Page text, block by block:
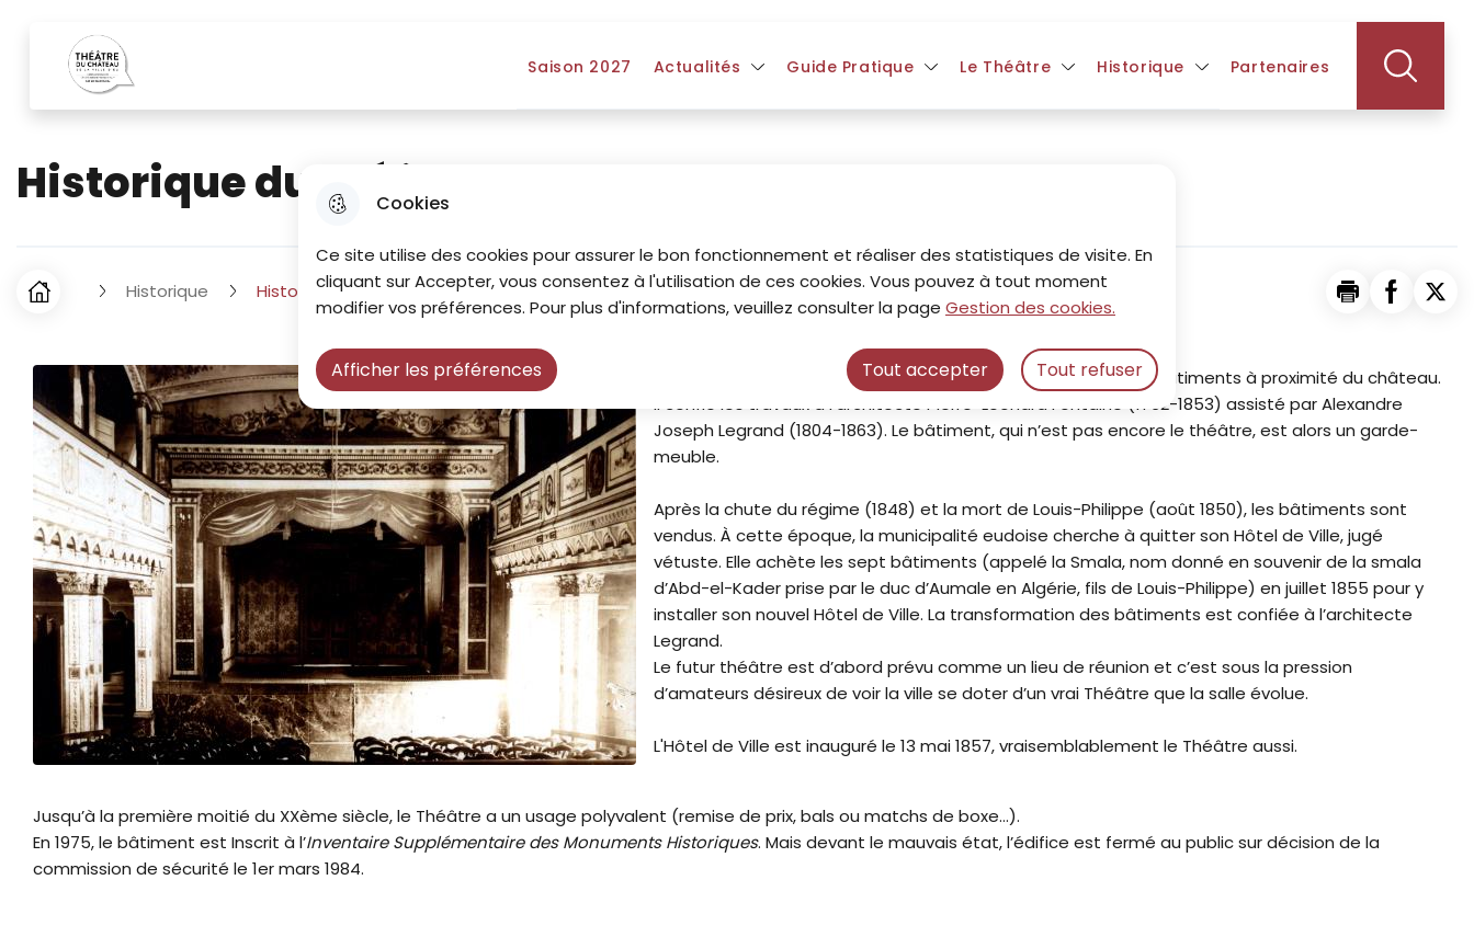
Cookies
Ce site utilise des cookies pour assurer le bon fonctionnement et réaliser des statistiques de visite. En
cliquant sur Accepter, vous consentez à l'utilisation de ces cookies. Vous pouvez à tout moment
modifier vos préférences. Pour plus d'informations, veuillez consulter la page Gestion des cookies.
Afficher les préférences Tout accepter Tout refuser
Aller au menu
Saison 2027 Actualités Guide Pratique Le Théâtre Historique Partenaires
Historique du théâtre
F
d
A
a
e
Accueil Historique Historique du théâtre Imprimer la
Partager
Zoom sur l'image
En 1844, le roi Louis-Philippe fait construire un groupe de sept bâtiments à proximité du château.
Il confie les travaux à l’architecte Pierre-Léonard Fontaine (1762-1853) assisté par Alexandre
Joseph Legrand (1804-1863). Le bâtiment, qui n’est pas encore le théâtre, est alors un garde-
meuble.
Après la chute du régime (1848) et la mort de Louis-Philippe (août 1850), les bâtiments sont
vendus. À cette époque, la municipalité eudoise cherche à quitter son Hôtel de Ville, jugé
vétuste. Elle achète les sept bâtiments (appelé la Smala, nom donné en souvenir de la smala
d’Abd-el-Kader prise par le duc d’Aumale en Algérie, fils de Louis-Philippe) en juillet 1855 pour y
installer son nouvel Hôtel de Ville. La transformation des bâtiments est confiée à l’architecte
Legrand.
Le futur théâtre est d’abord prévu comme un lieu de réunion et c’est sous la pression
d’amateurs désireux de voir la ville se doter d’un vrai Théâtre que la salle évolue.
L'Hôtel de Ville est inauguré le 13 mai 1857, vraisemblablement le Théâtre aussi.
Jusqu’à la première moitié du XXème siècle, le Théâtre a un usage polyvalent (remise de prix, bals ou matchs de boxe…).
En 1975, le bâtiment est Inscrit à l’Inventaire Supplémentaire des Monuments Historiques. Mais devant le mauvais état, l’édifice est fermé au public sur décision de la
commission de sécurité le 1er mars 1984.